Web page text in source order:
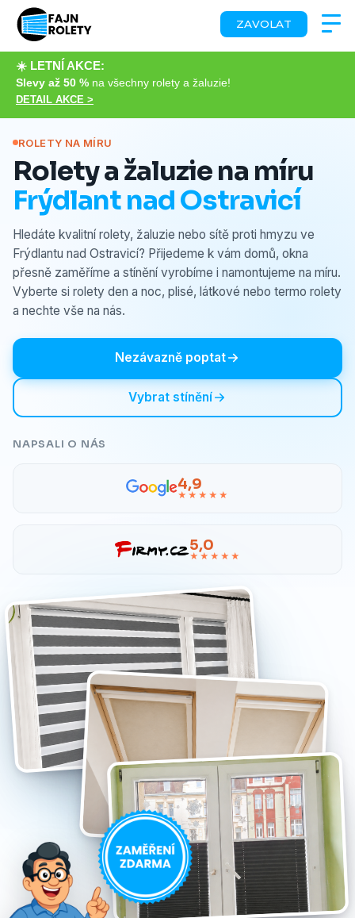
☀️ LETNÍ AKCE:
Slevy až 50 % na všechny rolety a žaluzie!
DETAIL AKCE >
ZAVOLAT
ROLETY NA MÍRU
Rolety a žaluzie na míru
Frýdlant nad Ostravicí
Hledáte kvalitní rolety, žaluzie nebo sítě proti hmyzu ve
Frýdlantu nad Ostravicí? Přijedeme k vám domů, okna
přesně zaměříme a stínění vyrobíme i namontujeme na míru.
Vyberte si rolety den a noc, plisé, látkové nebo termo rolety
a nechte vše na nás.
Nezávazně poptat
Vybrat stínění
NAPSALI O NÁS
4,9
★★★★★
5,0
★★★★★